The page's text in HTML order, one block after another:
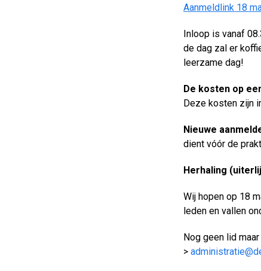
Aanmeldlink 18
Inloop is vanaf
de dag zal er
leerzame dag!
De kosten op
Deze kosten zijn
Nieuwe
dient vóór de
Herhaling
Wij hopen op 18
leden en vallen
Nog geen lid
>